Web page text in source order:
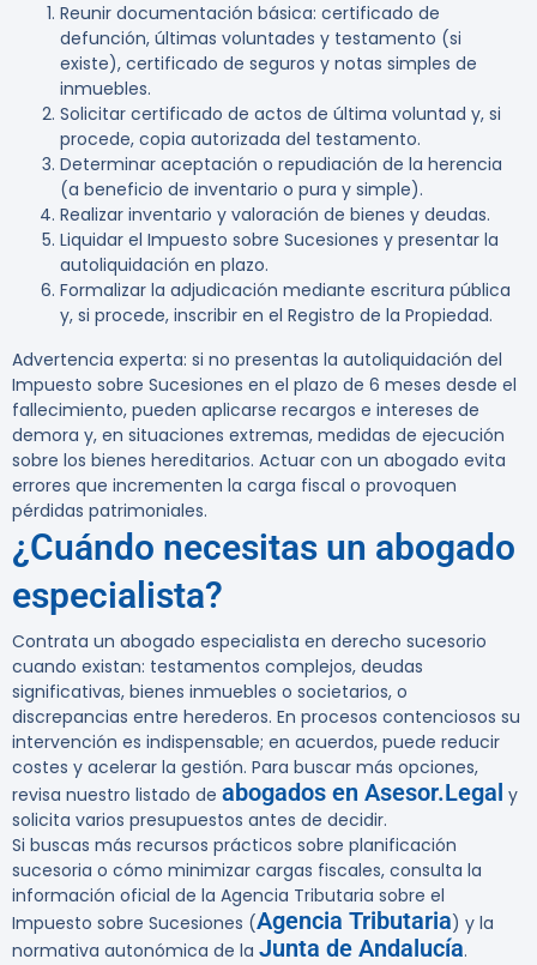
Reunir documentación básica: certificado de
defunción, últimas voluntades y testamento (si
existe), certificado de seguros y notas simples de
inmuebles.
Solicitar certificado de actos de última voluntad y, si
procede, copia autorizada del testamento.
Determinar aceptación o repudiación de la herencia
(a beneficio de inventario o pura y simple).
Realizar inventario y valoración de bienes y deudas.
Liquidar el Impuesto sobre Sucesiones y presentar la
autoliquidación en plazo.
Formalizar la adjudicación mediante escritura pública
y, si procede, inscribir en el Registro de la Propiedad.
Advertencia experta: si no presentas la autoliquidación del
Impuesto sobre Sucesiones en el plazo de 6 meses desde el
fallecimiento, pueden aplicarse recargos e intereses de
demora y, en situaciones extremas, medidas de ejecución
sobre los bienes hereditarios. Actuar con un abogado evita
errores que incrementen la carga fiscal o provoquen
pérdidas patrimoniales.
¿Cuándo necesitas un abogado
especialista?
Contrata un abogado especialista en derecho sucesorio
cuando existan: testamentos complejos, deudas
significativas, bienes inmuebles o societarios, o
discrepancias entre herederos. En procesos contenciosos su
intervención es indispensable; en acuerdos, puede reducir
costes y acelerar la gestión. Para buscar más opciones,
revisa nuestro listado de abogados en Asesor.Legal y
solicita varios presupuestos antes de decidir.
Si buscas más recursos prácticos sobre planificación
sucesoria o cómo minimizar cargas fiscales, consulta la
información oficial de la Agencia Tributaria sobre el
Impuesto sobre Sucesiones (Agencia Tributaria) y la
normativa autonómica de la Junta de Andalucía.